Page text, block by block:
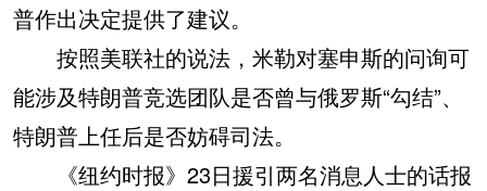
普作出决定提供了建议。
按照美联社的说法，米勒对塞申斯的问询可
能涉及特朗普竞选团队是否曾与俄罗斯“勾结”、
特朗普上任后是否妨碍司法。
《纽约时报》23日援引两名消息人士的话报